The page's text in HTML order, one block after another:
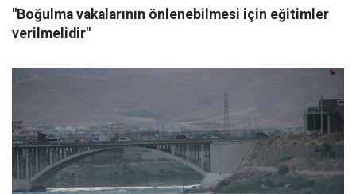
"Boğulma vakalarının önlenebilmesi için eğitimler
verilmelidir"